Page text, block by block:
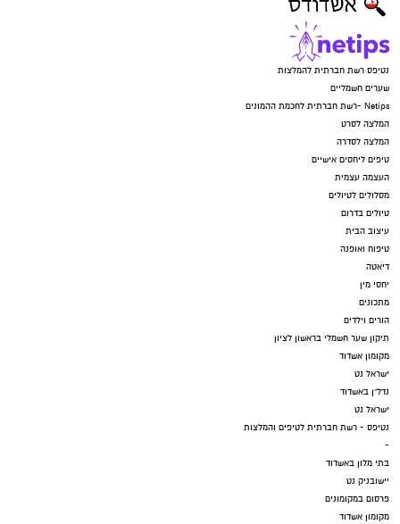
נטיפס רשת חברתית להמלצות
שערים חשמליים
Netips -רשת חברתית לחכמת ההמונים
המלצה לסרט
המלצה לסדרה
טיפים ליחסים אישיים
העצמה עצמית
מסלולים לטיולים
טיולים בדרום
עיצוב הבית
טיפוח ואופנה
דיאטה
יחסי מין
מתכונים
הורים וילדים
תיקון שער חשמלי בראשון לציון
מקומון אשדוד
ישראל נט
נדל"ן באשדוד
ישראל נט
נטיפס - רשת חברתית לטיפים והמלצות
-
בתי מלון באשדוד
יישובניק נט
פרסום במקומונים
מקומון אשדוד